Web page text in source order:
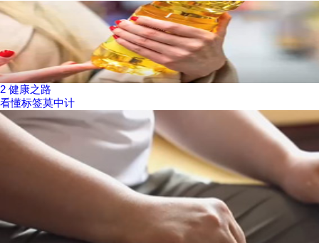
2 健康之路
看懂标签莫中计